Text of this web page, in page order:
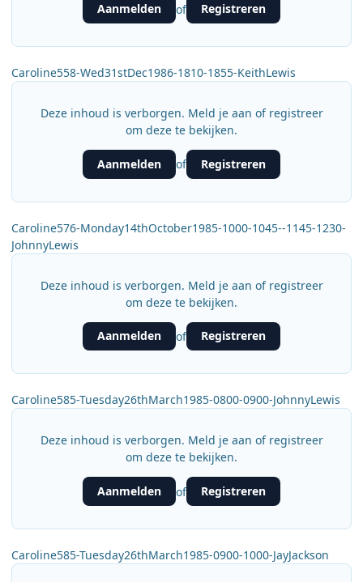
Aanmelden of Registreren
Caroline558-Wed31stDec1986-1810-1855-KeithLewis
Deze inhoud is verborgen. Meld je aan of registreer
om deze te bekijken.
Aanmelden of Registreren
Caroline576-Monday14thOctober1985-1000-1045--1145-1230-
JohnnyLewis
Deze inhoud is verborgen. Meld je aan of registreer
om deze te bekijken.
Aanmelden of Registreren
Caroline585-Tuesday26thMarch1985-0800-0900-JohnnyLewis
Deze inhoud is verborgen. Meld je aan of registreer
om deze te bekijken.
Aanmelden of Registreren
Caroline585-Tuesday26thMarch1985-0900-1000-JayJackson